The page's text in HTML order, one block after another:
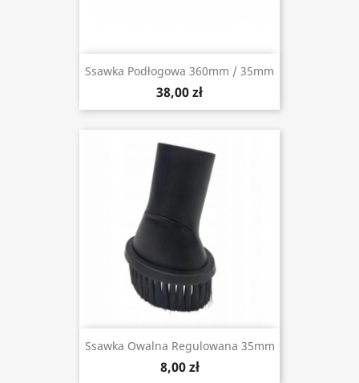
Ssawka Podłogowa 360mm / 35mm
38,00 zł
Ssawka Owalna Regulowana 35mm
8,00 zł